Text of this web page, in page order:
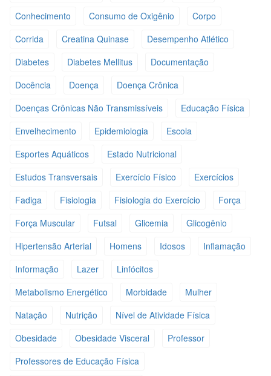
Conhecimento
Consumo de Oxigênio
Corpo
Corrida
Creatina Quinase
Desempenho Atlético
Diabetes
Diabetes Mellitus
Documentação
Docência
Doença
Doença Crônica
Doenças Crônicas Não Transmissíveis
Educação Física
Envelhecimento
Epidemiologia
Escola
Esportes Aquáticos
Estado Nutricional
Estudos Transversais
Exercício Físico
Exercícios
Fadiga
Fisiologia Fisiologia do Exercício
Força
Força Muscular
Futsal Glicemia
Glicogênio
Hipertensão Arterial
Homens Idosos
Inflamação
Informação
Lazer
Linfócitos
Metabolismo Energético
Morbidade
Mulher
Natação
Nutrição
Nível de Atividade Física
Obesidade
Obesidade Visceral
Professor
Professores de Educação Física